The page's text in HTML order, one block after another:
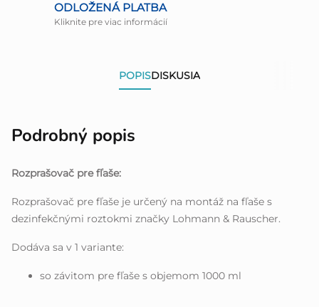
ODLOŽENÁ PLATBA
Kliknite pre viac informácií
POPISDISKUSIA
Podrobný popis
Rozprašovač pre fľaše:
Rozprašovač pre fľaše je určený na montáž na fľaše s
dezinfekčnými roztokmi značky Lohmann & Rauscher.
Dodáva sa v 1 variante:
so závitom pre fľaše s objemom 1000 ml